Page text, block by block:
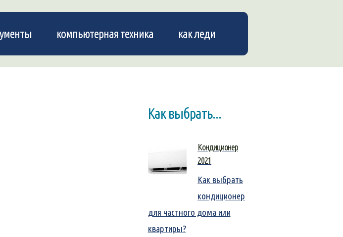
компьютерная техника как леди
Как выбрать...
Кондиционер
2021
Как выбрать
кондиционер
для частного дома или
квартиры?